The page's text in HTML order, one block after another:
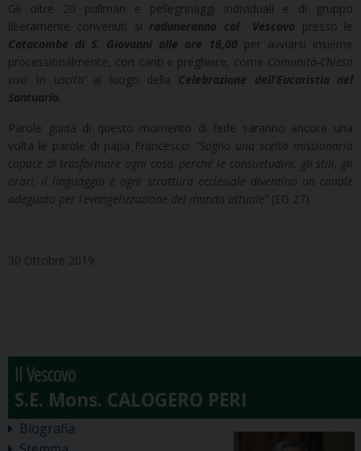
Gli oltre 20 pullman e pellegrinaggi individuali e di gruppo
liberamente convenuti si raduneranno col Vescovo presso le
Catacombe di S. Giovanni alle ore 16,00 per avviarsi insieme
processionalmente, con canti e preghiere, come Comunità-Chiesa
viva ‘in uscita’ al luogo della Celebrazione dell’Eucaristia nel
Santuario
Parole guida di questo momento di fede saranno ancora una
volta le parole di papa Francesco: “Sogno una scelta missionaria
capace di tra­sformare ogni cosa, perché le consuetudini, gli stili, gli
orari, il linguaggio e ogni struttura eccle­siale diventino un canale
adeguato per l’evange­lizzazione del mondo attuale” (EG 27).
30 Ottobre 2019
Il Vescovo
Biografia